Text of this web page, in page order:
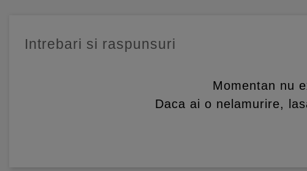
Intrebari si raspunsuri
Momentan nu
Daca ai o nelamurire,